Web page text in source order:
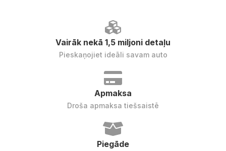
Vairāk nekā 1,5 miljoni detaļu
Pieskaņojiet ideāli savam auto
Apmaksa
Droša apmaksa tiešsaistē
Piegāde